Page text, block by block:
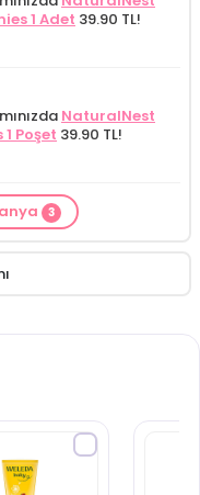
1 Adet 39.90 TL!
NaturalNest
Poşet 39.90 TL!
Terleme Karşıtı
Anti Stretch Mark
3